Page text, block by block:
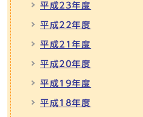
平成23年度
平成22年度
平成21年度
平成20年度
平成19年度
平成18年度